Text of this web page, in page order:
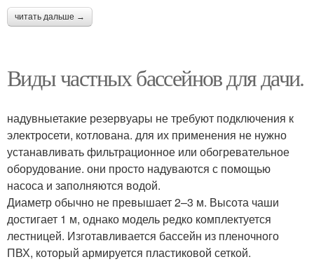
читать дальше →
Виды частных бассейнов для дачи.
надувныетакие резервуары не требуют подключения к
электросети, котлована. для их применения не нужно
устанавливать фильтрационное или обогревательное
оборудование. они просто надуваются с помощью
насоса и заполняются водой.
Диаметр обычно не превышает 2–3 м. Высота чаши
достигает 1 м, однако модель редко комплектуется
лестницей. Изготавливается бассейн из пленочного
ПВХ, который армируется пластиковой сеткой.